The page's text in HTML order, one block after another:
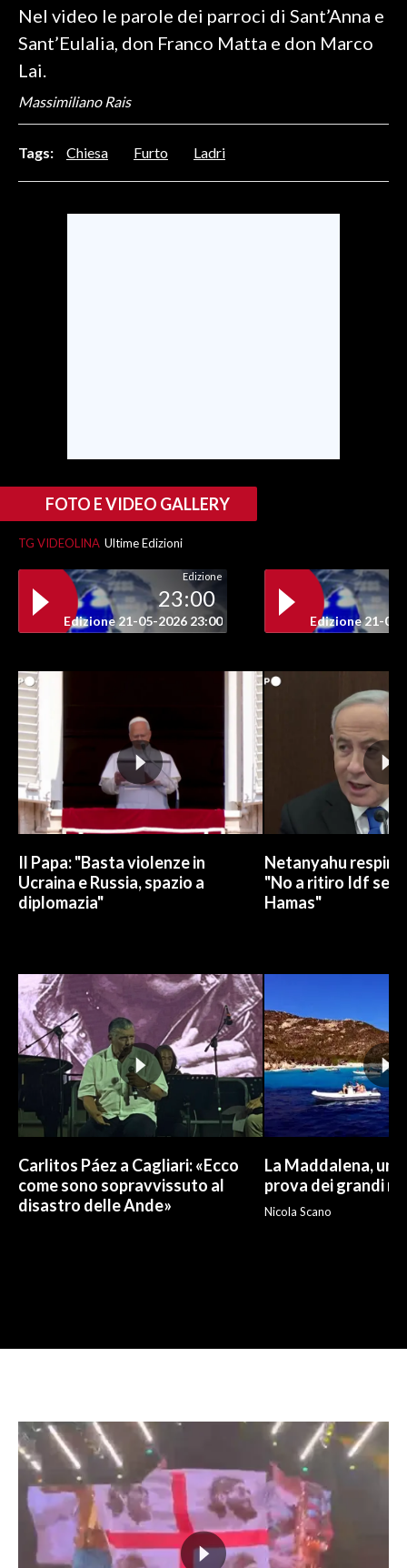
ANNUNCI
Nel video le parole dei parroci di Sant’Anna e
Sant’Eulalia, don Franco Matta e don Marco
Lai.
Massimiliano Rais
Tags: Chiesa Furto Ladri
FOTO E VIDEO GALLERY
TG VIDEOLINA Ultime Edizioni
Edizione
23:00
Edizione 21-05-2026 23:00 Edizione 21-05-
Il Papa: "Basta violenze in
Ucraina e Russia, spazio a
diplomazia"
Netanyahu
"No a ritiro Idf
Hamas"
Carlitos Páez a Cagliari: «Ecco
come sono sopravvissuto al
disastro delle Ande»
La Maddalena, un
prova dei grandi
Nicola Scano